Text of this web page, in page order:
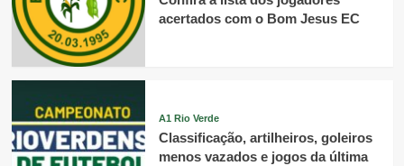
acertados com o Bom Jesus EC
A1 Rio Verde
Classificação, artilheiros, goleiros
menos vazados e jogos da última